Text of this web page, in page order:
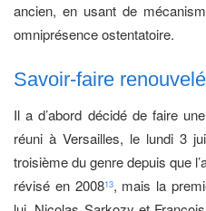
ancien, en usant de
omniprésence ostentatoire.
Savoir-faire renouvelé
Il a d’abord décidé de faire
réuni à Versailles, le lundi 3
troisième du genre depuis que
révisé en 200813, mais la